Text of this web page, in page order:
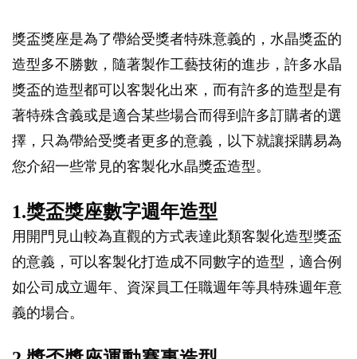
獎盃獎座是為了帶給受獎者特殊意義的，水晶獎盃的
造型多不勝數，隨著製作工藝技術的進步，許多水晶
獎盃的造型都可以客製化出來，而有許多的造型是有
著特殊含義或是適合某些場合而得到許多訂購者的選
擇，只為帶給受獎者更多的意義，以下就讓採購易為
您介紹一些常見的客製化水晶獎盃造型。
1.獎盃獎座數字週年造型
用開門見山較為直觀的方式表達此類客製化造型獎盃
的意義，可以客製化打造成不同數字的造型，適合例
如公司成立週年、資深員工任職週年等具特殊週年意
義的場合。